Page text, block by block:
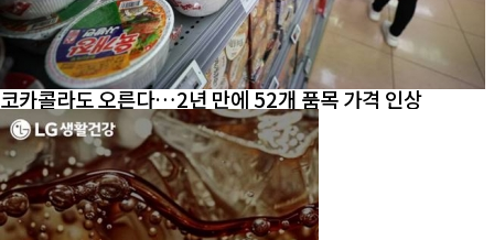
코카콜라도 오른다…2년 만에 52개 품목 가격 인상